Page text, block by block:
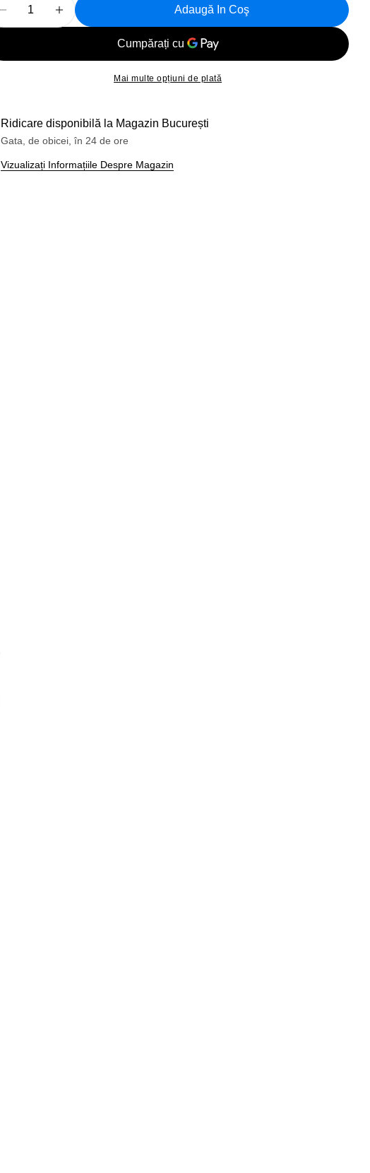
Reduceți Cantitatea Pentru Kit Thule 145329
Creșteți Cantitatea Pentru Kit Thule 145329
Adaugă In Coş
Mai multe opțiuni de plată
Ridicare disponibilă la Magazin București
Gata, de obicei, în 24 de ore
Vizualizați Informațiile Despre Magazin